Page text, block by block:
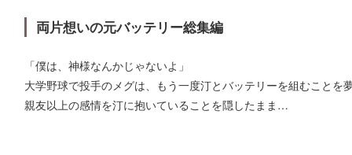
両片想いの元バッテリー総集編
「僕は、神様なんかじゃないよ」
大学野球で投手のメグは、もう一度汀とバッテリーを組むことを
親友以上の感情を汀に抱いていることを隠したまま…